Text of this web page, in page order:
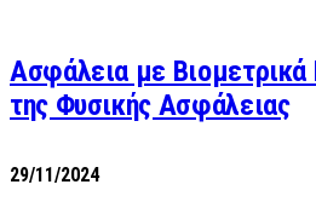
Ασφάλεια με
της Φυσικής Ασφάλειας
29/11/2024